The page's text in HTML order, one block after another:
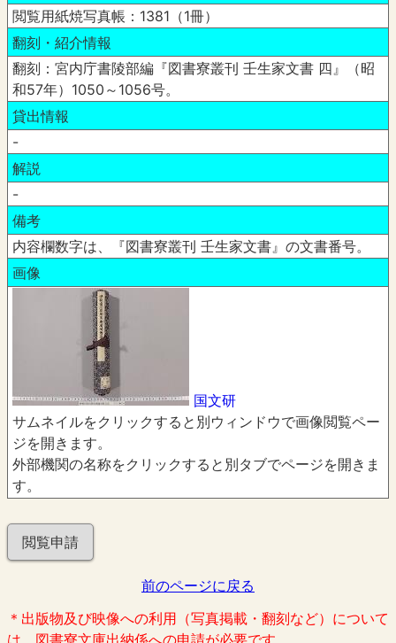
閲覧用紙焼写真帳：1381（1冊）
翻刻・紹介情報
翻刻：宮内庁書陵部編『図書寮叢刊 壬生家文書 四』（昭
和57年）1050～1056号。
貸出情報
-
解説
-
備考
内容欄数字は、『図書寮叢刊 壬生家文書』の文書番号。
画像
国文研
サムネイルをクリックすると別ウィンドウで画像閲覧ペー
ジを開きます。
外部機関の名称をクリックすると別タブでページを開きま
す。
閲覧申請
前のページに戻る
＊出版物及び映像への利用（写真掲載・翻刻など）について
は、図書寮文庫出納係への申請が必要です。